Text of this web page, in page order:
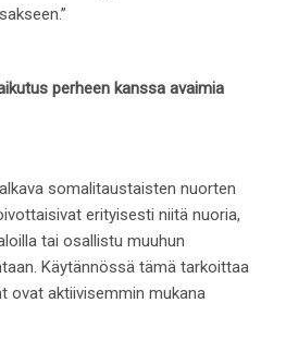
perheen kanssa avaimia
somalitaustaisten nuorten
erityisesti niitä nuoria,
tai osallistu muuhun
Käytännössä tämä tarkoittaa
ovat aktiivisemmin mukana